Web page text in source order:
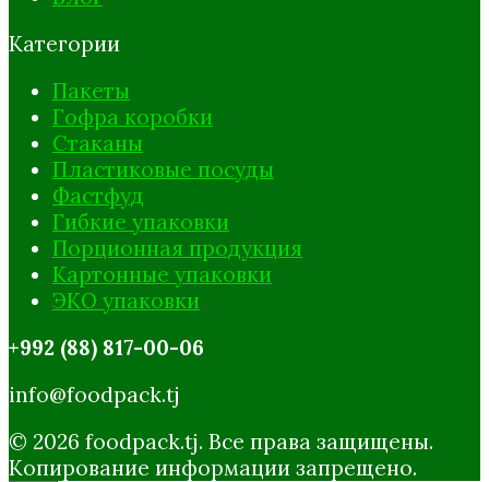
Категории
Пакеты
Гофра коробки
Стаканы
Пластиковые посуды
Фастфуд
Гибкие упаковки
Порционная продукция
Картонные упаковки
ЭКО упаковки
+992 (88) 817-00-06
info@foodpack.tj
© 2026 foodpack.tj. Все права защищены.
Копирование информации запрещено.